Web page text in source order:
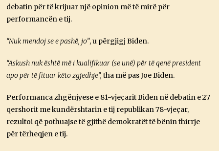
debatin për të krijuar një opinion më të mirë për
performancën e tij.
“Nuk mendoj se e pashë, jo”, u përgjigj Biden.
“Askush nuk është më i kualifikuar (se unë) për të qenë president
apo për të fituar këto zgjedhje”, tha më pas Joe Biden.
Performanca zhgënjyese e 81-vjeçarit Biden në debatin e 27
qershorit me kundërshtarin e tij republikan 78-vjeçar,
rezultoi që pothuajse të gjithë demokratët të bënin thirrje
për tërheqjen e tij.